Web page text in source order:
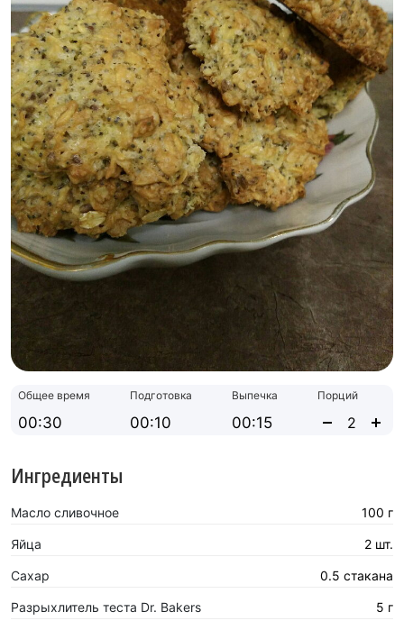
Общее время
00:30
Подготовка
00:10
Выпечка
00:15
Порций
Ингредиенты
Масло сливочное 100 г
Яйца 2 шт.
Сахар 0.5 стакана
Разрыхлитель теста Dr. Bakers 5 г